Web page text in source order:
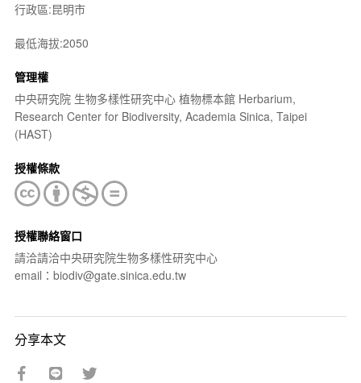
行政區:昆明市
最低海拔:2050
管理權
中央研究院 生物多樣性研究中心 植物標本館 Herbarium,
Research Center for Biodiversity, Academia Sinica, Taipei
(HAST)
授權條款
授權聯絡窗口
請洽請洽中央研究院生物多樣性研究中心
email：biodiv@gate.sinica.edu.tw
分享本文